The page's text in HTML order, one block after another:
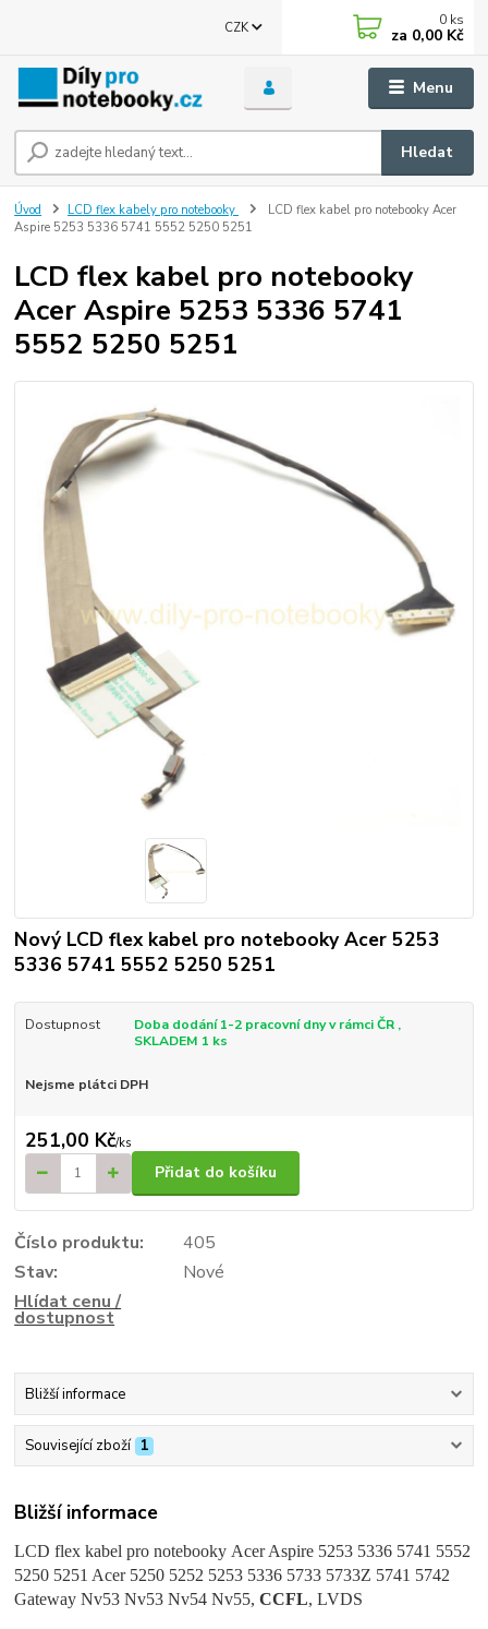
Menu
CZK
Hledat
0 ks
za 0,00 Kč
Úvod LCD flex kabely pro notebooky
LCD flex kabel pro notebooky Acer
Aspire 5253 5336 5741 5552 5250 5251
LCD flex kabel pro notebooky
Acer Aspire 5253 5336 5741
5552 5250 5251
Nový LCD flex kabel pro notebooky Acer 5253
5336 5741 5552 5250 5251
Dostupnost
Doba dodání 1-2 pracovní dny v rámci ČR ,
SKLADEM 1 ks
Nejsme plátci DPH
251,00 Kč/ks
Přidat do košíku
Číslo produktu:
405
Stav:
Nové
Hlídat cenu /
dostupnost
Bližší informace
Související zboží 1
Bližší informace
LCD flex kabel pro notebooky Acer Aspire 5253 5336 5741 5552
5250 5251 Acer 5250 5252 5253 5336 5733 5733Z 5741 5742
Gateway Nv53 Nv53 Nv54 Nv55,CCFL, LVDS